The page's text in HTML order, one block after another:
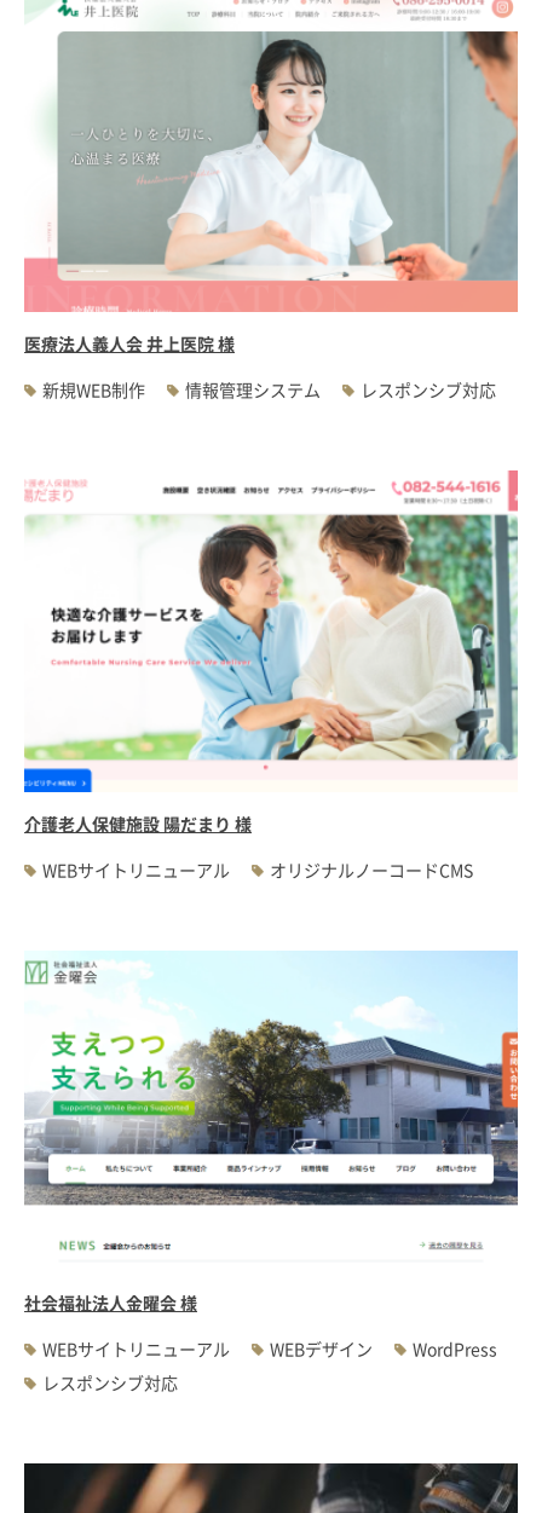
医療法人義人会 井上医院 様
新規WEB制作
情報管理システム レスポンシブ対応
介護老人保健施設 陽だまり 様
WEBサイトリニューアル
オリジナルノーコードCMS
社会福祉法人金曜会 様
WEBサイトリニューアル
WEBデザイン
WordPress
レスポンシブ対応